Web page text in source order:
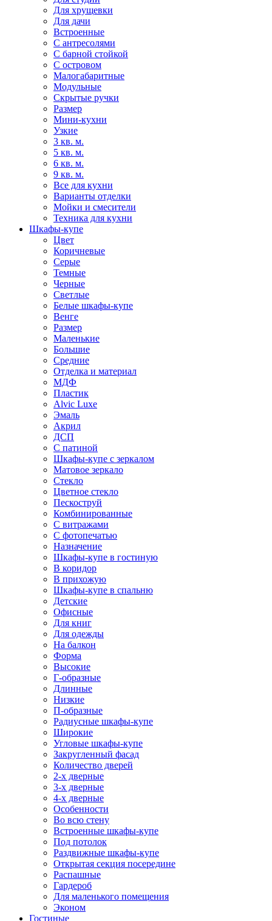
Для хрущевки
Для дачи
Встроенные
С антресолями
С барной стойкой
С островом
Малогабаритные
Модульные
Скрытые ручки
Размер
Мини-кухни
Узкие
3 кв. м.
5 кв. м.
6 кв. м.
9 кв. м.
Все для кухни
Варианты отделки
Мойки и смесители
Техника для кухни
Шкафы-купе
Цвет
Коричневые
Серые
Темные
Черные
Светлые
Белые шкафы-купе
Венге
Размер
Маленькие
Большие
Средние
Отделка и материал
МДФ
Пластик
Alvic Luxe
Эмаль
Акрил
ДСП
С патиной
Шкафы-купе с зеркалом
Матовое зеркало
Стекло
Цветное стекло
Пескоструй
Комбинированные
С витражами
С фотопечатью
Назначение
Шкафы-купе в гостиную
В коридор
В прихожую
Шкафы-купе в спальню
Детские
Офисные
Для книг
Для одежды
На балкон
Форма
Высокие
Г-образные
Длинные
Низкие
П-образные
Радиусные шкафы-купе
Широкие
Угловые шкафы-купе
Закругленный фасад
Количество дверей
2-х дверные
3-х дверные
4-х дверные
Особенности
Во всю стену
Встроенные шкафы-купе
Под потолок
Раздвижные шкафы-купе
Открытая секция посередине
Распашные
Гардероб
Для маленького помещения
Эконом
Гостиные